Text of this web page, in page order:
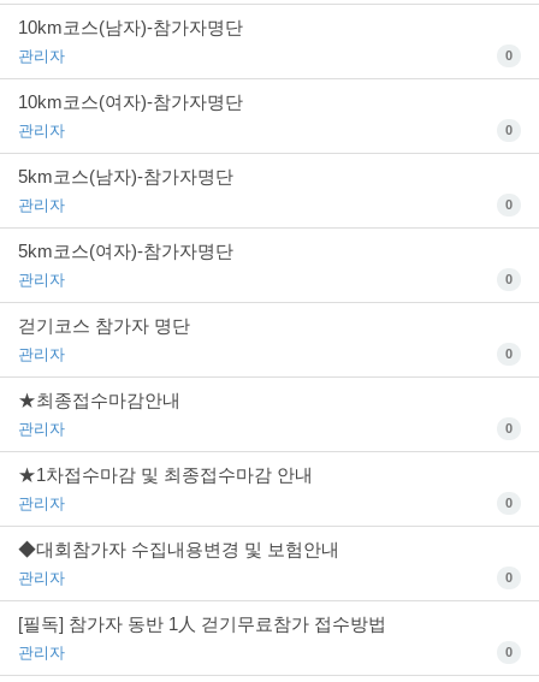
10km코스(남자)-참가자명단
관리자 0
10km코스(여자)-참가자명단
관리자 0
5km코스(남자)-참가자명단
관리자 0
5km코스(여자)-참가자명단
관리자 0
걷기코스 참가자 명단
관리자 0
★최종접수마감안내
관리자 0
★1차접수마감 및 최종접수마감 안내
관리자 0
◆대회참가자 수집내용변경 및 보험안내
관리자 0
[필독] 참가자 동반 1人 걷기무료참가 접수방법
관리자 0